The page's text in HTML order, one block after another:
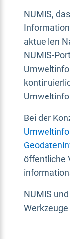
NUMIS,
aktuellen
NUMIS-
Bei der
öffentliche
NUMIS